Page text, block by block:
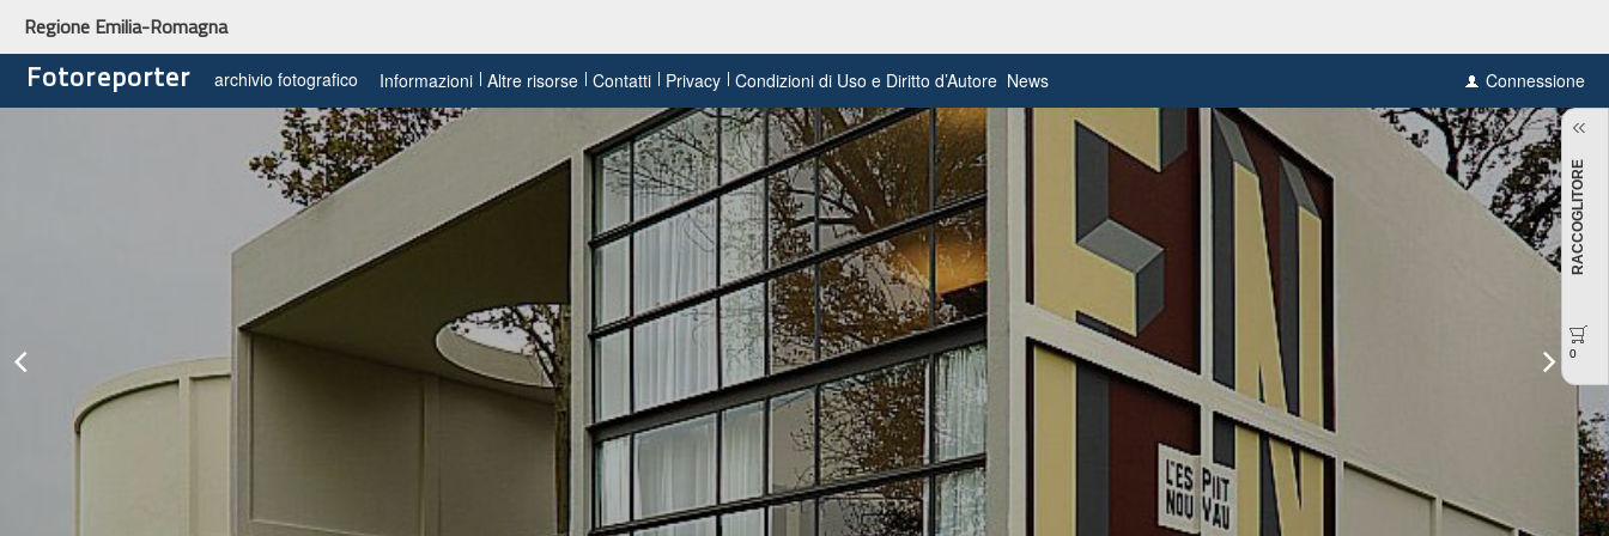
Regione Emilia-Romagna
Fotoreporter archivio fotografico Informazioni Altre risorse Contatti Privacy Condizioni di Uso e Diritto d’Autore News Connessione
RACCOGLITORE
0